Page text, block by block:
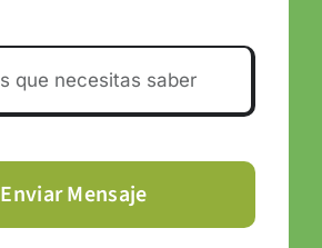
Enviar Mensaje